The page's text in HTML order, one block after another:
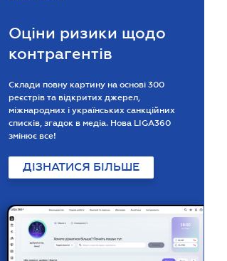
Оціни ризики щодо
контрагентів
Склади повну картину на основі 300
реєстрів та відкритих джерел,
міжнародних і українських санкційних
списків, згадок в медіа. Нова LIGA360
змінює все!
ДІЗНАТИСЯ БІЛЬШЕ